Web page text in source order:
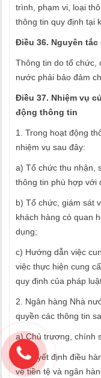
trình, phạm vi, loại
thông tin quy định tại
Điều 36. Nguyên
Thông tin do tổ chức,
nước phải bảo đảm
Điều 37. Nhiệm vụ
động thông tin
1. Trong hoạt động
nhiệm vụ sau đây:
a) Tổ chức thu nhận,
thông tin phù hợp với
b) Tổ chức, giám sát
khách hàng có quan
dụng;
c) Hướng dẫn việc
việc thực hiện cung
quy định của pháp
2. Ngân hàng Nhà
quyền các thông tin
a) Chủ trương, chính
b) Quyết định điều
về tiền tệ và ngân